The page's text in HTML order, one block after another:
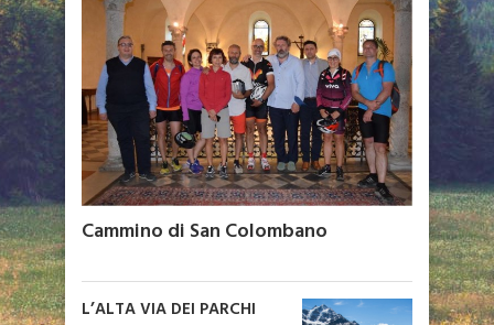
Cammino di San Colombano
L’ALTA VIA DEI PARCHI